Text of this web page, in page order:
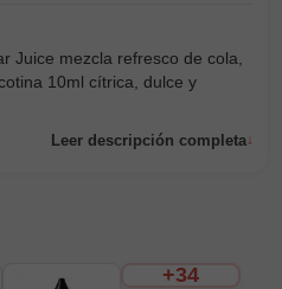
Juice mezcla refresco de cola,
10ml cítrica, dulce y
Leer descripción completa
+34